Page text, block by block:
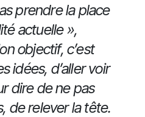
prendre la place
actuelle »,
objectif, c’est
idées, d’aller voir
dire de ne pas
de relever la tête.